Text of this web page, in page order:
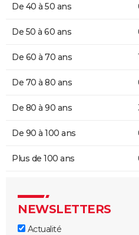
De 40 à 50 ans
De 50 à 60 ans
De 60 à 70 ans
De 70 à 80 ans
De 80 à 90 ans
De 90 à 100 ans
Plus de 100 ans
NEWSLETTERS
Actualité